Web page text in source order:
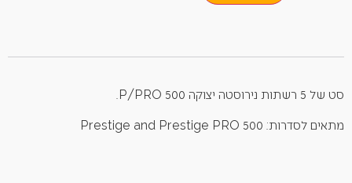
סט של 5 רשתות נירוסטה יצוקה P/PRO 500.
מתאים לסדרות: Prestige and Prestige PRO 500